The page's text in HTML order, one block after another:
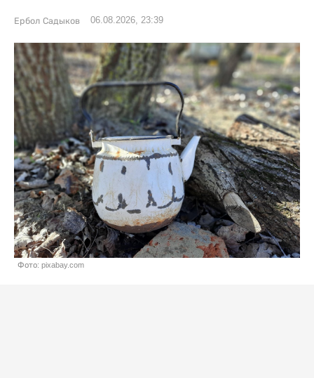
Ербол Садыков 06.08.2026, 23:39
Фото: pixabay.com